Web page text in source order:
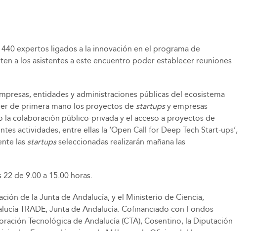
expertos ligados a la innovación en el programa de
a los asistentes a este encuentro poder establecer reuniones
entidades y administraciones públicas del ecosistema
de primera mano los proyectos de startupsy empresas
colaboración público-privada y el acceso a proyectos de
actividades, entre ellas la ‘Open Call for Deep Tech Start-ups’,
las startupsseleccionadas realizarán mañana las
de 9.00 a 15.00 horas.
de la Junta de Andalucía, y el Ministerio de Ciencia,
TRADE, Junta de Andalucía. Cofinanciado con Fondos
Tecnológica de Andalucía (CTA), Cosentino, la Diputación